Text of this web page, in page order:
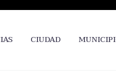
CIUDAD